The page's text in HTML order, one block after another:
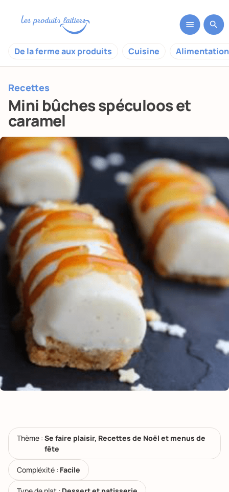
De la ferme aux produits Cuisine
Recettes
Mini bûches spéculoos et
caramel
Thème : Se faire plaisir, Recettes de Noël et menus de
fête
Compléxité : Facile